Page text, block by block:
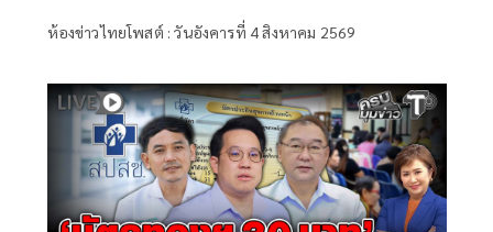
ห้องข่าวไทยโพสต์ : วันอังคารที่ 4 สิงหาคม 2569